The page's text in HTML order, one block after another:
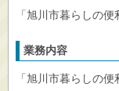
「旭川市暮らしの
業務内容
「旭川市暮らしの